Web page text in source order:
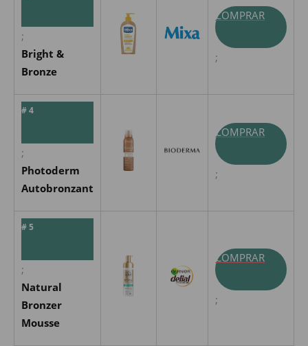
;
Bright &
Bronze
COMPRAR
;
# 4
;
Photoderm
Autobronzant
COMPRAR
;
# 5
;
Natural
Bronzer
Mousse
COMPRAR
;